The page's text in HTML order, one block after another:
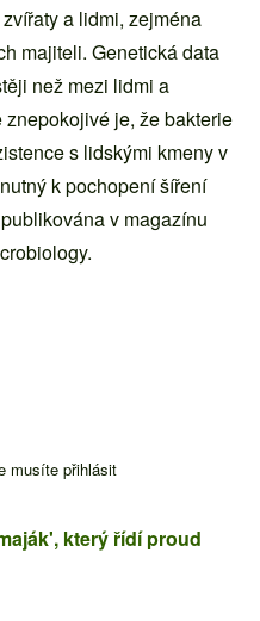
a lidmi, zejména
majiteli. Genetická data
než mezi lidmi a
je, že bakterie
s lidskými kmeny v
k pochopení šíření
v magazínu
na léky mohou přecházet
musíte přihlásit
který řídí proud